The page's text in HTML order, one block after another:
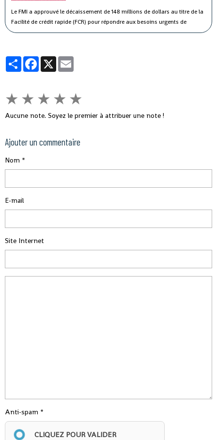
Le FMI a approuvé le décaissement de 148 millions de dollars au titre de la
Facilité de crédit rapide (FCR) pour répondre aux besoins urgents de
balance des paiements et de financement budgétaire résultant de la
PartagerFacebook
X
★ ★ ★ ★ ★
Aucune note. Soyez le premier à attribuer une note !
Ajouter un commentaire
Nom
E-mail
Site Internet
Anti-spam
CLIQUEZ POUR VALIDER